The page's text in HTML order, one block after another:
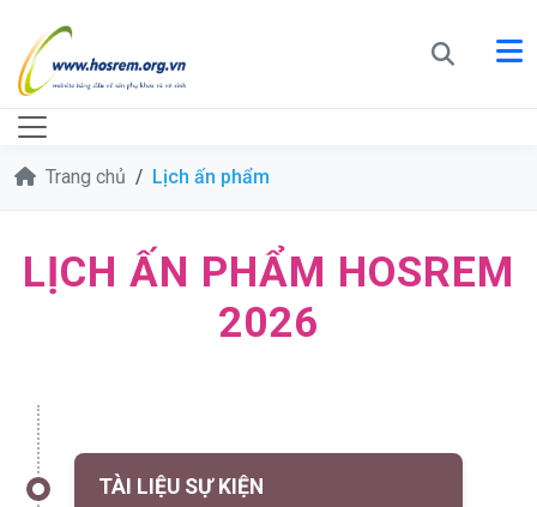
Trang chủ Lịch ấn phẩm
LỊCH ẤN PHẨM HOSREM
2026
TÀI LIỆU SỰ KIỆN